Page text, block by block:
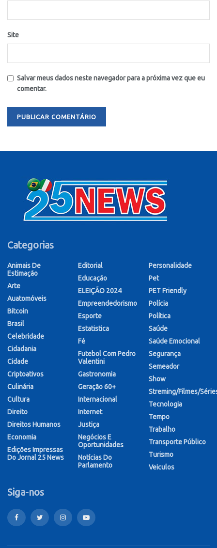
Site
Salvar meus dados neste navegador para a próxima vez que eu
comentar.
Categorias
Animais De
Estimação
Arte
Auatomóveis
Bitcoin
Brasil
Celebridade
Cidadania
Cidade
Criptoativos
Culinária
Cultura
Direito
Direitos Humanos
Economia
Edições Impressas
Do Jornal 25 News
Editorial
Educação
ELEIÇÃO 2024
Empreendedorismo
Esporte
Estatistica
Fé
Futebol Com Pedro
Valentini
Gastronomia
Geração 60+
Internacional
Internet
Justiça
Negócios E
Oportunidades
Notícias Do
Parlamento
Personalidade
Pet
PET Friendly
Polícia
Política
Saúde
Saúde Emocional
Segurança
Semeador
Show
Streming/Filmes/
Tecnologia
Tempo
Trabalho
Transporte Público
Turismo
Veiculos
Siga-nos